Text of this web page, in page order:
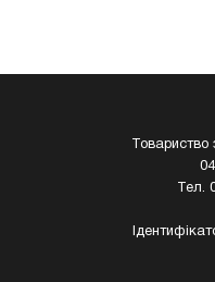
Тел.